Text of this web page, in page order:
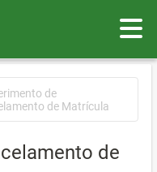
de
de Matrícula
de